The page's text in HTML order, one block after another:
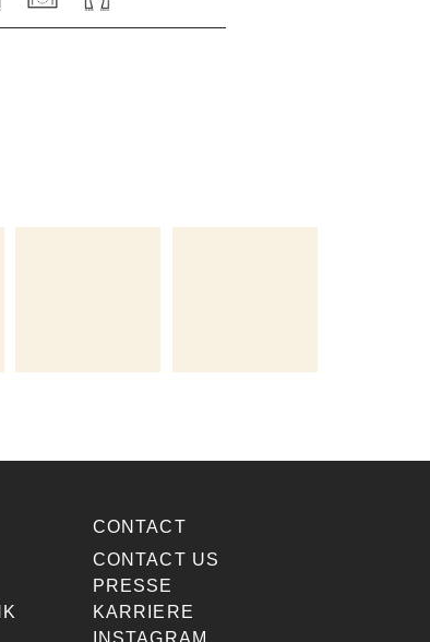
CONTACT
CONTACT US
PRESSE
KARRIERE
INSTAGRAM